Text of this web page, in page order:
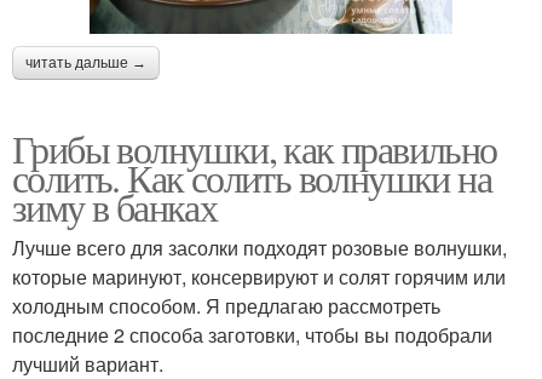
читать дальше →
Грибы волнушки, как правильно
солить. Как солить волнушки на
зиму в банках
Лучше всего для засолки подходят розовые волнушки,
которые маринуют, консервируют и солят горячим или
холодным способом. Я предлагаю рассмотреть
последние 2 способа заготовки, чтобы вы подобрали
лучший вариант.